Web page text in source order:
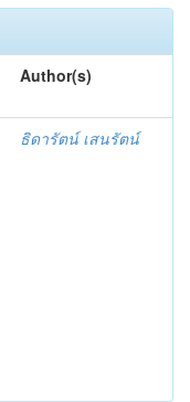
Author(s)
ธิดารัตน์ เสนรัตน์